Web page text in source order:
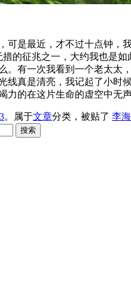
可是最近，才不过十点钟，
的征兆之一，大约我也是
。有一次我看到一个老太太
线真是清亮，我记起了小时
力的在这片生命的虚空中无
。属于文章分类，被贴了 李